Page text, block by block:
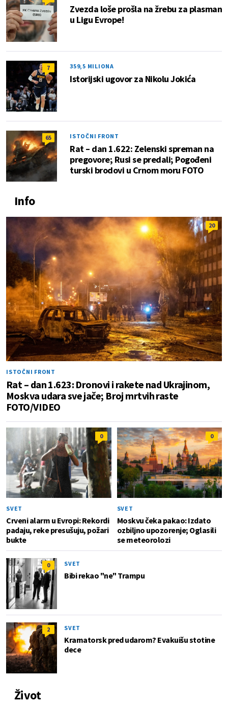
Zvezda loše prošla na žrebu za plasman
u Ligu Evrope!
7 359,5 MILIONA
Istorijski ugovor za Nikolu Jokića
65 ISTOČNI FRONT
Rat – dan 1.622: Zelenski spreman na
pregovore; Rusi se predali; Pogođeni
turski brodovi u Crnom moru FOTO
Info
20
ISTOČNI FRONT
Rat – dan 1.623: Dronovi i rakete nad Ukrajinom,
Moskva udara sve jače; Broj mrtvih raste
FOTO/VIDEO
0
SVET
Crveni alarm u Evropi: Rekordi
padaju, reke presušuju, požari
bukte
0
SVET
Moskvu čeka pakao: Izdato
ozbiljno upozorenje; Oglasili
se meteorolozi
0 SVET
Bibi rekao "ne" Trampu
2 SVET
Kramatorsk pred udarom? Evakuišu stotine
dece
Život